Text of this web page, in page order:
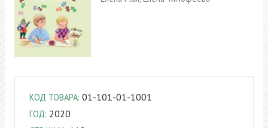
КОД ТОВАРА: 01-101-01-1001
ГОД: 2020